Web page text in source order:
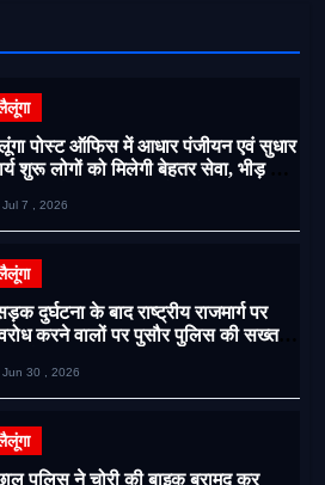
पोस्ट ऑफिस में आधार पंजीयन एवं सुधार
शुरू लोगों को मिलेगी बेहतर सेवा, भीड़ से
Jul 7 , 2026
दुर्घटना के बाद राष्ट्रीय राजमार्ग पर
करने वालों पर पुसौर पुलिस की सख्त
Jun 30 , 2026
पुलिस ने चोरी की बाइक बरामद कर